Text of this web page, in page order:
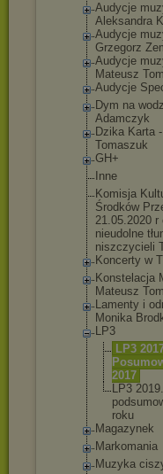
Audycje
Aleksandra
Audycje
Grzegorz
Audycje
Mateusz
Audycje
Dym na
Adamczyk
Dzika Karta
Tomaszuk
GH+
Inne
Komisja
Środków
21.05.2020 r
nieudolne
niszczycieli
Koncerty w
Konstelacja
Mateusz
Lamenty i
Monika
LP3
LP3
2017
LP3
roku
Magazynek
Markomania
Muzyka